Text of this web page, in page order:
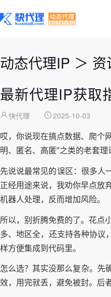
动态代理IP ＞ 资
最新代理IP获取
快代理 2025-10-03
哎，你说现在搞点数据、爬个
明、匿名、高匿”之类的老套
先说说最常见的误区：很多人
正经用途来说，我劝你早点放
机器人处理，反而增加风险。
所以，别折腾免费的了。花点
多、地区全，还支持各种协议
样方便集成到代码里。
怎么选？其实没那么复杂。先
效，用完就丢，避免被封。后